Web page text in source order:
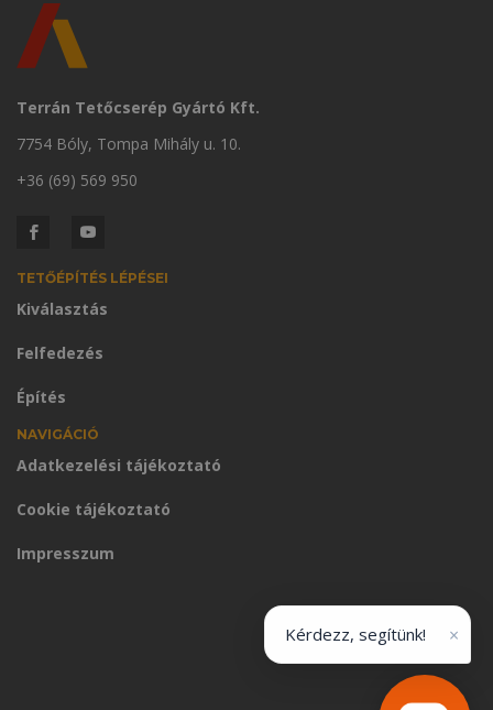
Terrán Tetőcserép Gyártó Kft.
7754 Bóly, Tompa Mihály u. 10.
+36 (69) 569 950
TETŐÉPÍTÉS LÉPÉSEI
Kiválasztás
Felfedezés
Építés
NAVIGÁCIÓ
Adatkezelési tájékoztató
Cookie tájékoztató
Impresszum
Kérdezz, segítünk! ×